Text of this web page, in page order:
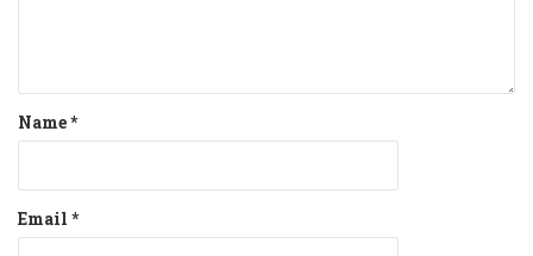
Name*
Email *